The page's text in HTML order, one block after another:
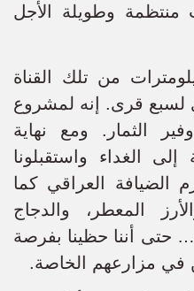
منتظمة وطويلة الأجل
من تلك القناة
لسبع قرى. إنه لمشروع
الثمار. ومع نهاية
إلى الغداء واستقبلونا
الضيافة العراقي كما
المعطر، والدجاج
حتى أننا حظينا بفرصة
في مزارعهم الخاصة.